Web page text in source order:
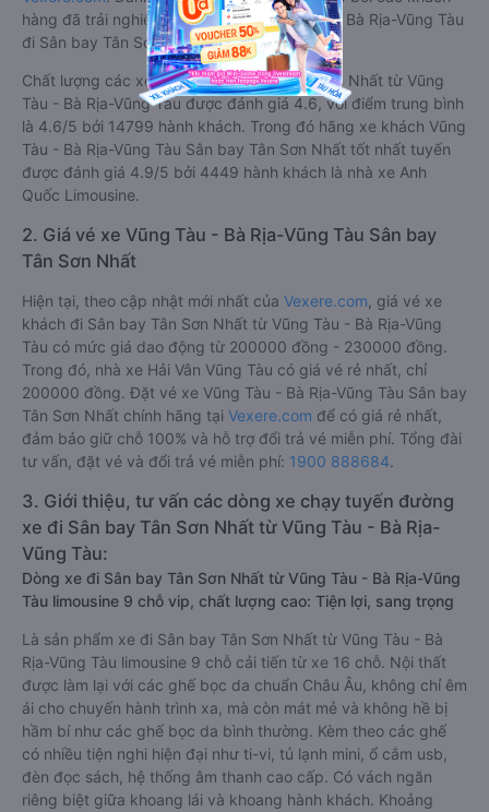
hàng đã trải nghiệm các hãng Xe Vũng Tàu - Bà Rịa-Vũng Tàu
đi Sân bay Tân Sơn Nhất.
Chất lượng các xe khách đi Sân bay Tân Sơn Nhất từ Vũng
Tàu - Bà Rịa-Vũng Tàu được đánh giá 4.6, với điểm trung bình
là 4.6/5 bởi 14799 hành khách. Trong đó hãng xe khách Vũng
Tàu - Bà Rịa-Vũng Tàu Sân bay Tân Sơn Nhất tốt nhất tuyến
được đánh giá 4.9/5 bởi 4449 hành khách là nhà xe Anh
Quốc Limousine.
2. Giá vé xe Vũng Tàu - Bà Rịa-Vũng Tàu Sân bay
Tân Sơn Nhất
Hiện tại, theo cập nhật mới nhất của Vexere.com , giá vé xe
khách đi Sân bay Tân Sơn Nhất từ Vũng Tàu - Bà Rịa-Vũng
Tàu có mức giá dao động từ 200000 đồng - 230000 đồng.
Trong đó, nhà xe Hải Vân Vũng Tàu có giá vé rẻ nhất, chỉ
200000 đồng. Đặt vé xe Vũng Tàu - Bà Rịa-Vũng Tàu Sân bay
Tân Sơn Nhất chính hãng tại Vexere.com để có giá rẻ nhất,
đảm bảo giữ chỗ 100% và hỗ trợ đổi trả vé miễn phí. Tổng đài
tư vấn, đặt vé và đổi trả vé miễn phí: 1900 888684.
3. Giới thiệu, tư vấn các dòng xe chạy tuyến đường
xe đi Sân bay Tân Sơn Nhất từ Vũng Tàu - Bà Rịa-
Vũng Tàu:
Dòng xe đi Sân bay Tân Sơn Nhất từ Vũng Tàu - Bà Rịa-Vũng
Tàu limousine 9 chỗ vip, chất lượng cao: Tiện lợi, sang trọng
Là sản phẩm xe đi Sân bay Tân Sơn Nhất từ Vũng Tàu - Bà
Rịa-Vũng Tàu limousine 9 chỗ cải tiến từ xe 16 chỗ. Nội thất
được làm lại với các ghế bọc da chuẩn Châu Âu, không chỉ êm
ái cho chuyến hành trình xa, mà còn mát mẻ và không hề bị
hầm bí như các ghế bọc da bình thường. Kèm theo các ghế
có nhiều tiện nghi hiện đại như ti-vi, tủ lạnh mini, ổ cắm usb,
đèn đọc sách, hệ thống âm thanh cao cấp. Có vách ngăn
riêng biệt giữa khoang lái và khoang hành khách. Khoảng